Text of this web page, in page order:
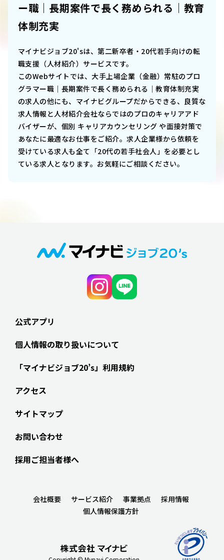
ー職｜長期案件で長く務められる｜教育
体制充実
マイナビジョブ20'sは、第二新卒者・20代若手向けの転
職支援（人材紹介）サービスです。
このWebサイトでは、大手上場企業（金融）常駐のプロ
グラマー職｜長期案件で長く務められる｜教育体制充実
の求人の他にも、マイナビグループだからできる、良質な
求人情報と人材紹介会社ならではのプロのキャリアアド
バイザーが、個別 キャリアカウンセリング や面接対策で
あなたに最適なお仕事をご紹介。求人企業様から依頼を
受けている求人も全て「20代の若手社会人」を必要とし
ている求人となります。お気軽にご相談ください。
公式アプリ
個人情報の取り扱いについて
「マイナビジョブ20’s」利用規約
アクセス
サイトマップ
お問い合わせ
採用ご担当者様へ
会社概要 サービス紹介 事業拠点
採用情報
個人情報保護方針